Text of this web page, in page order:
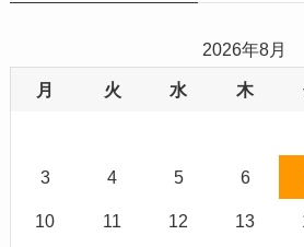
2026年8月
月 火 水 木
3 4 5 6
10 11 12 13